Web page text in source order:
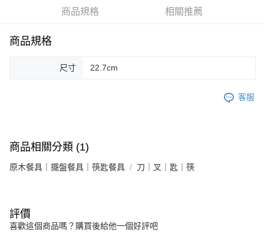
海外中華郵政配送
商品規格 相關推薦
商品規格
尺寸 22.7cm
客服
商品相關分類 (1)
原木餐具｜擺盤餐具｜筷匙餐具 刀｜叉｜匙｜筷
評價
喜歡這個商品嗎？購買後給他一個好評吧